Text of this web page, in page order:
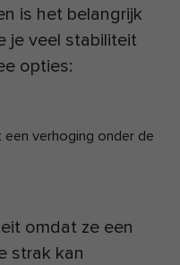
is het belangrijk
je veel stabiliteit
opties:
verhoging onder de
omdat ze een
strak kan